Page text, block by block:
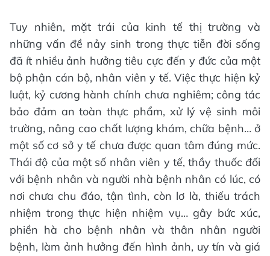
Tuy nhiên, mặt trái của kinh tế thị trường và
những vấn đề nảy sinh trong thực tiễn đời sống
đã ít nhiều ảnh hưởng tiêu cực đến y đức của một
bộ phận cán bộ, nhân viên y tế. Việc thực hiện kỷ
luật, kỷ cương hành chính chưa nghiêm; công tác
bảo đảm an toàn thực phẩm, xử lý vệ sinh môi
trường, nâng cao chất lượng khám, chữa bệnh… ở
một số cơ sở y tế chưa được quan tâm đúng mức.
Thái độ của một số nhân viên y tế, thầy thuốc đối
với bệnh nhân và người nhà bệnh nhân có lúc, có
nơi chưa chu đáo, tận tình, còn lơ là, thiếu trách
nhiệm trong thực hiện nhiệm vụ… gây bức xúc,
phiền hà cho bệnh nhân và thân nhân người
bệnh, làm ảnh hưởng đến hình ảnh, uy tín và giá